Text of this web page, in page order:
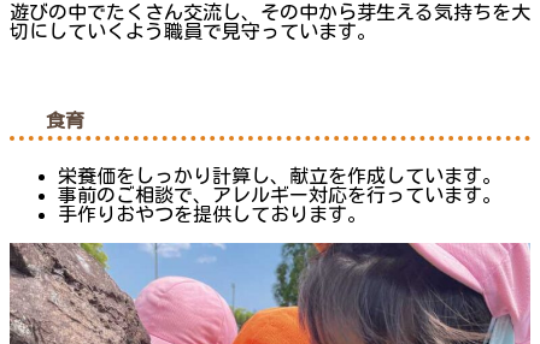
遊びの中でたくさん交流し、その中から芽生える気持ちを大
切にしていくよう職員で見守っています。
食育
栄養価をしっかり計算し、献立を作成しています。
事前のご相談で、アレルギー対応を行っています。
手作りおやつを提供しております。